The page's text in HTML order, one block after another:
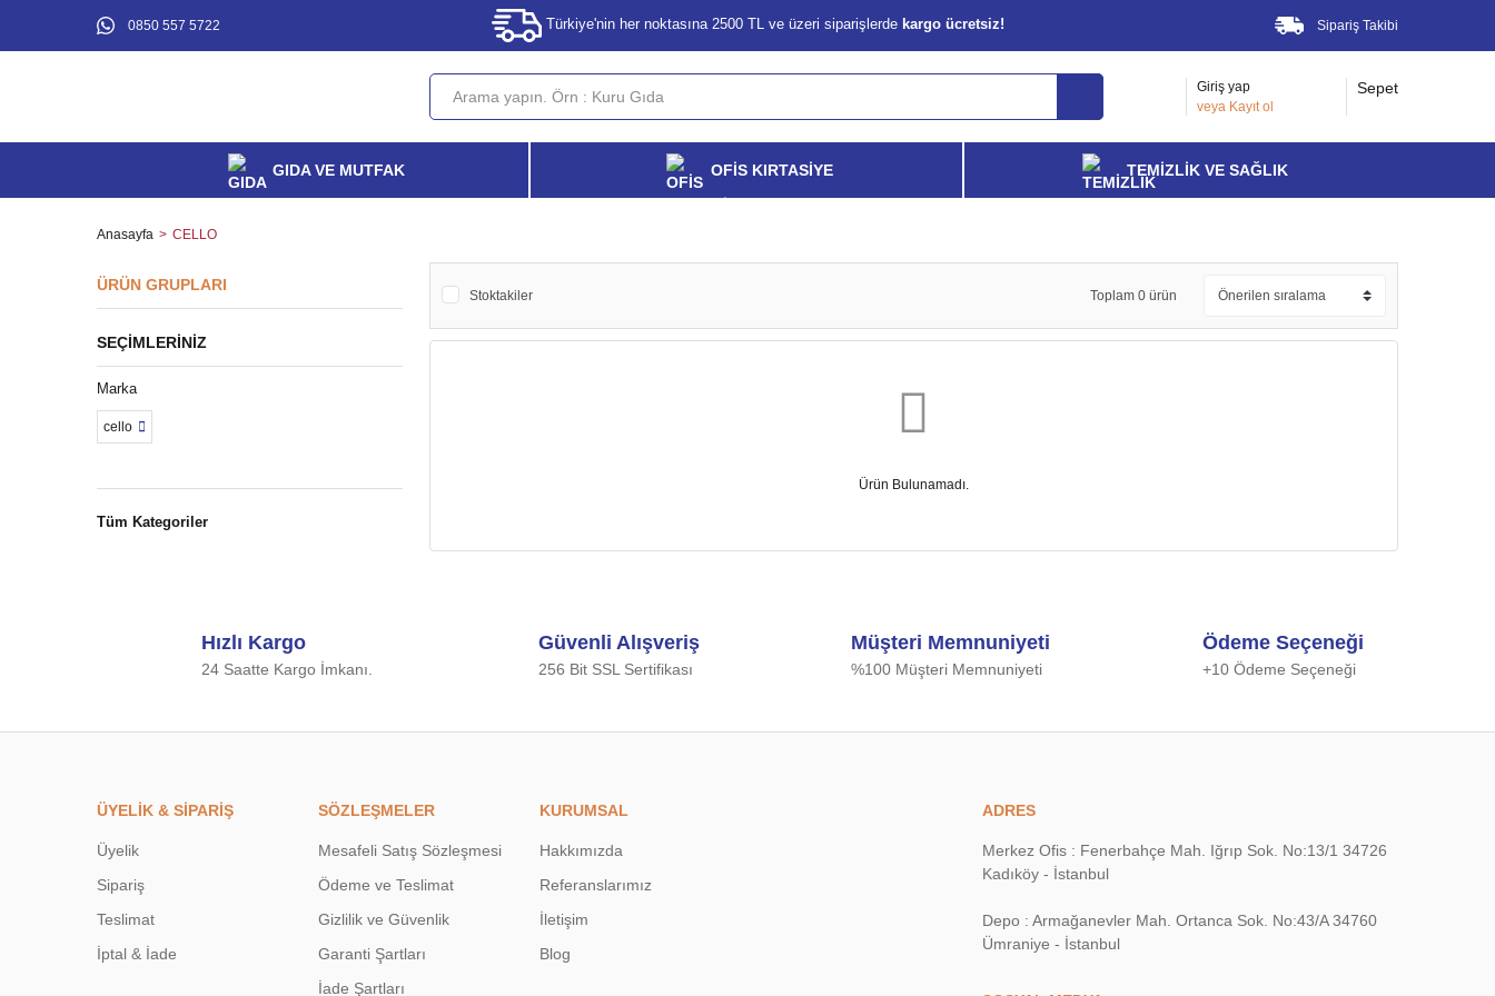
0850 557 5722 Türkiye'nin her noktasına 2500 TL ve üzeri siparişlerde kargo ücretsiz! Sipariş Takibi
Giriş yap
veya Kayıt ol
Sepet
GIDA VE MUTFAK OFİS KIRTASİYE TEMİZLİK VE SAĞLIK
Anasayfa CELLO
ÜRÜN GRUPLARI
SEÇIMLERINIZ
Marka
cello
Tüm Kategoriler
Stoktakiler Toplam 0 ürün
Ürün Bulunamadı.
Hızlı Kargo
24 Saatte Kargo İmkanı.
Güvenli Alışveriş
256 Bit SSL Sertifikası
Müşteri Memnuniyeti
%100 Müşteri Memnuniyeti
Ödeme Seçeneği
+10 Ödeme Seçeneği
ÜYELİK & SİPARİŞ
Üyelik
Sipariş
Teslimat
İptal & İade
SÖZLEŞMELER
Mesafeli Satış Sözleşmesi
Ödeme ve Teslimat
Gizlilik ve Güvenlik
Garanti Şartları
İade Şartları
KURUMSAL
Hakkımızda
Referanslarımız
İletişim
Blog
ADRES
Merkez Ofis : Fenerbahçe Mah. Iğrıp Sok. No:13/1 34726
Kadıköy - İstanbul
Depo : Armağanevler Mah. Ortanca Sok. No:43/A 34760
Ümraniye - İstanbul